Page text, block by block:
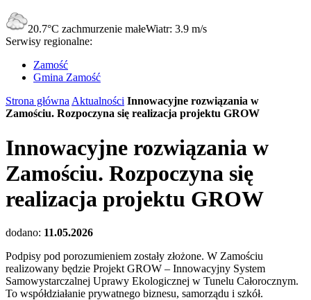
20.7°C zachmurzenie małeWiatr: 3.9 m/s
Serwisy regionalne:
Zamość
Gmina Zamość
Strona główna Aktualności Innowacyjne rozwiązania w
Zamościu. Rozpoczyna się realizacja projektu GROW
Innowacyjne rozwiązania w
Zamościu. Rozpoczyna się
realizacja projektu GROW
dodano: 11.05.2026
Podpisy pod porozumieniem zostały złożone. W Zamościu
realizowany będzie Projekt GROW – Innowacyjny System
Samowystarczalnej Uprawy Ekologicznej w Tunelu Całorocznym.
To współdziałanie prywatnego biznesu, samorządu i szkół.